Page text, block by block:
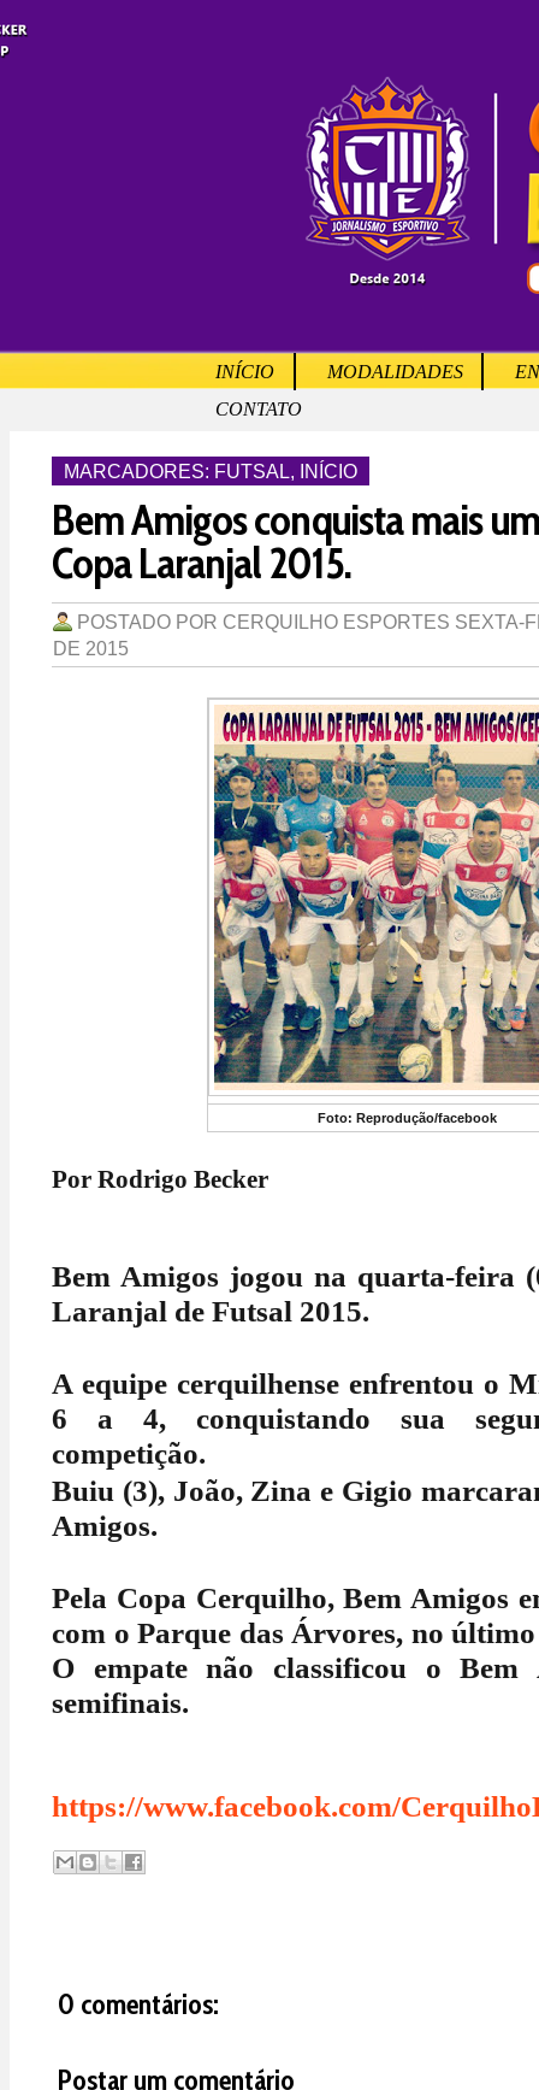
INÍCIO MODALIDADES
CONTATO
MARCADORES: FUTSAL, INÍCIO
Bem Amigos conquista mais
Copa Laranjal 2015.
POSTADO POR CERQUILHO ESPORTES SEXTA-
DE 2015
Foto: Reprodução/facebook
Por Rodrigo Becker
Bem Amigos jogou na quarta-feira
Laranjal de Futsal 2015.
A equipe cerquilhense enfrentou o
6 a 4, conquistando sua
competição.
Buiu (3), João, Zina e Gigio
Amigos.
Pela Copa Cerquilho, Bem Amigos
com o Parque das Árvores, no
O empate não classificou o Bem
semifinais.
https://www.facebook.com/
0 comentários:
Postar um comentário